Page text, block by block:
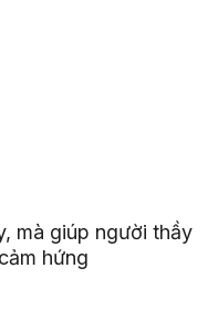
mà giúp người thầy
hứng